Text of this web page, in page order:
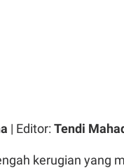
| Editor: Tendi
kerugian yang